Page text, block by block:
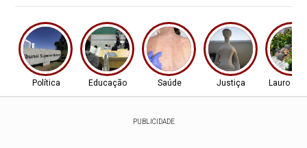
Política Educação Saúde Justiça Lauro de
PUBLICIDADE